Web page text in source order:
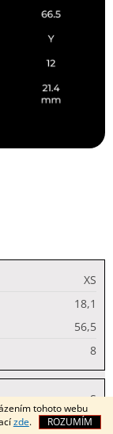
tohoto webu
zde. ROZUMÍM
XS
18,1
56,5
8
S
18,9